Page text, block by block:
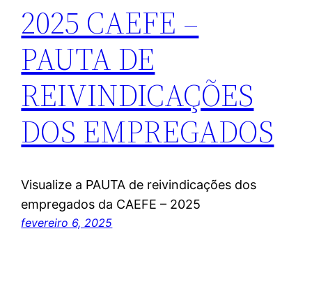
2025 CAEFE –
PAUTA DE
REIVINDICAÇÕES
DOS EMPREGADOS
Visualize a PAUTA de reivindicações dos
empregados da CAEFE – 2025
fevereiro 6, 2025